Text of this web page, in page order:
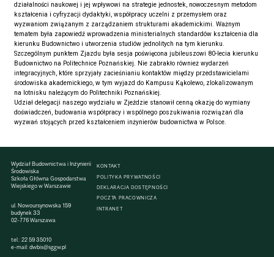
działalności naukowej i jej wpływowi na strategie jednostek, nowoczesnym metodom
kształcenia i cyfryzacji dydaktyki, współpracy uczelni z przemysłem oraz
wyzwaniom związanym z zarządzaniem strukturami akademickimi. Ważnym
tematem była zapowiedź wprowadzenia ministerialnych standardów kształcenia dla
kierunku Budownictwo i utworzenia studiów jednolitych na tym kierunku.
Szczególnym punktem Zjazdu była sesja poświęcona jubileuszowi 80-lecia kierunku
Budownictwo na Politechnice Poznańskiej. Nie zabrakło również wydarzeń
integracyjnych, które sprzyjały zacieśnianiu kontaktów między przedstawicielami
środowiska akademickiego, w tym wyjazd do Kampusu Kąkolewo, zlokalizowanym
na lotnisku należącym do Politechniki Poznańskiej.
Udział delegacji naszego wydziału w Zjeździe stanowił cenną okazję do wymiany
doświadczeń, budowania współpracy i wspólnego poszukiwania rozwiązań dla
wyzwań stojących przed kształceniem inżynierów budownictwa w Polsce.
Wydział Budownictwa i Inżynierii
Środowiska
Szkoła Główna Gospodarstwa
Wiejskiego w Warszawie
ul. Nowoursynowska 159
budynek 33
02-776 Warszawa
tel.:22 59 35010
e-mail:dwbis@sggw.pl
KONTAKT
POLITYKA PRYWATNOŚCI
DEKLARACJA DOSTĘPNOŚCI
POCZTA PRACOWNICZA
INTRANET